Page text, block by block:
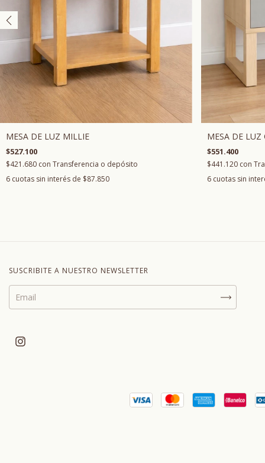
MESA DE LUZ MILLIE
$527.100
$421.680 con Transferencia o depósito
6 cuotas sin interés de $87.850
MESA DE LUZ
$551.400
$441.120 con
6 cuotas sin
SUSCRIBITE A NUESTRO NEWSLETTER